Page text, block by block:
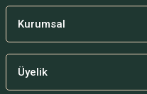
Kurumsal
Üyelik